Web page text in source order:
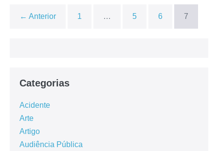
← Anterior 1 … 5 6 7
Categorias
Acidente
Arte
Artigo
Audiência Pública